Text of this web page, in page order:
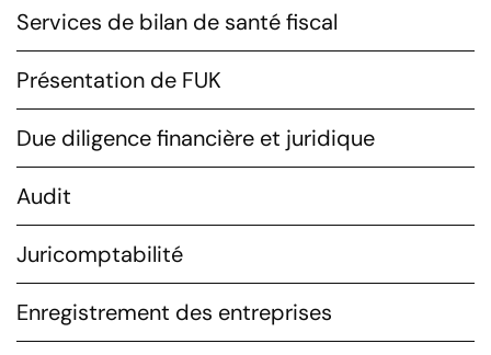
Services de bilan de santé fiscal
Présentation de FUK
Due diligence financière et juridique
Audit
Juricomptabilité
Enregistrement des entreprises